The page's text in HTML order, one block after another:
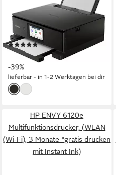
4800 x 1200 dpi Auflösung Farb Druck
2400 x 4800 dpi
Auflösung Scan
Tintendruck
Druckverfahren
(18)
ab 177,65 € UVP 289,00 €
-39%
lieferbar - in 1-2 Werktagen bei dir
HP ENVY 6120e
Multifunktionsdrucker, (WLAN
(Wi-Fi), 3 Monate *gratis drucken
mit Instant Ink)